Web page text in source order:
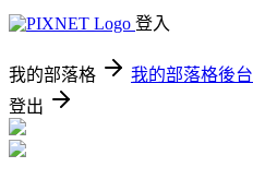
登入
我的部落格 我的部落格後台
登出